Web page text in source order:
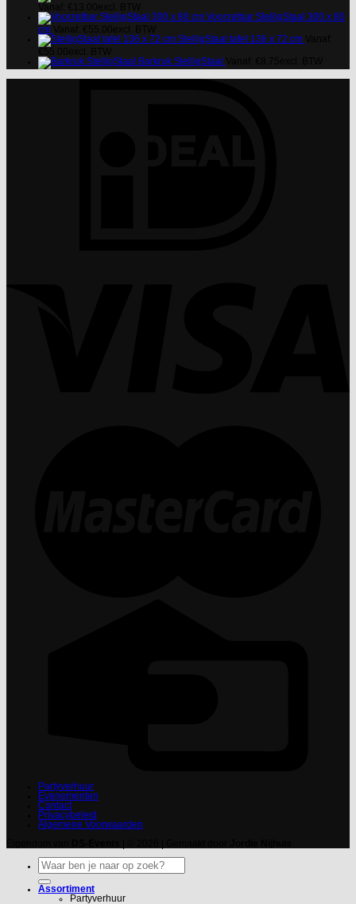
Voorzetbar StelligStaal 300 x 80
cm
StelligStaal tafel 136 x 72 cm
Barkruk StelligStaal
Partyverhuur
Evenementen
Contact
Privacybeleid
Algemene Voorwaarden
Zoeken
naar:
Assortiment
Partyverhuur